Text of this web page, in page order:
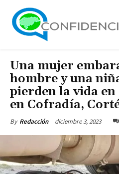
Una mujer
hombre y una
pierden la vida
en Cofradía,
By Redacción diciembre 3, 2023